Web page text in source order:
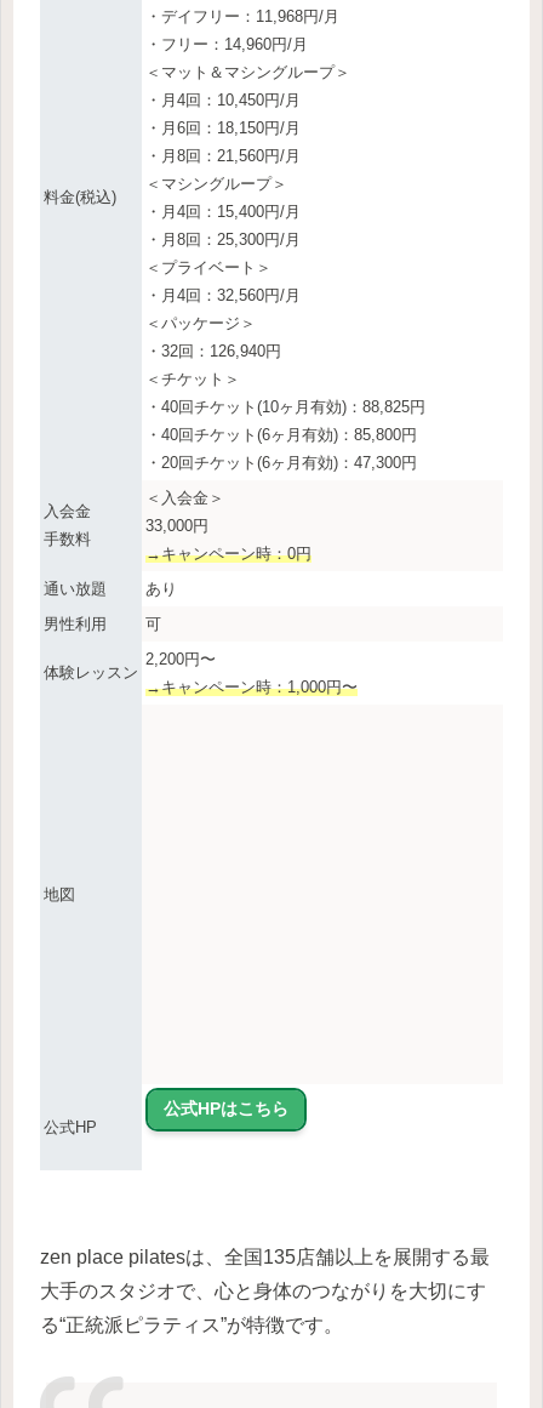
料金(税込)
・デイフリー：11,968円/月
・フリー：14,960円/月
＜マット＆マシングループ＞
・月4回：10,450円/月
・月6回：18,150円/月
・月8回：21,560円/月
＜マシングループ＞
・月4回：15,400円/月
・月8回：25,300円/月
＜プライベート＞
・月4回：32,560円/月
＜パッケージ＞
・32回：126,940円
＜チケット＞
・40回チケット(10ヶ月有効)：88,825円
・40回チケット(6ヶ月有効)：85,800円
・20回チケット(6ヶ月有効)：47,300円
入会金
手数料
＜入会金＞
33,000円
→キャンペーン時：0円
通い放題
あり
男性利用
可
体験レッスン
2,200円〜
→キャンペーン時：1,000円〜
地図
公式HP
公式HPはこちら
zen place pilatesは、全国135店舗以上を展開する最
大手のスタジオで、心と身体のつながりを大切にす
る“正統派ピラティス”が特徴です。